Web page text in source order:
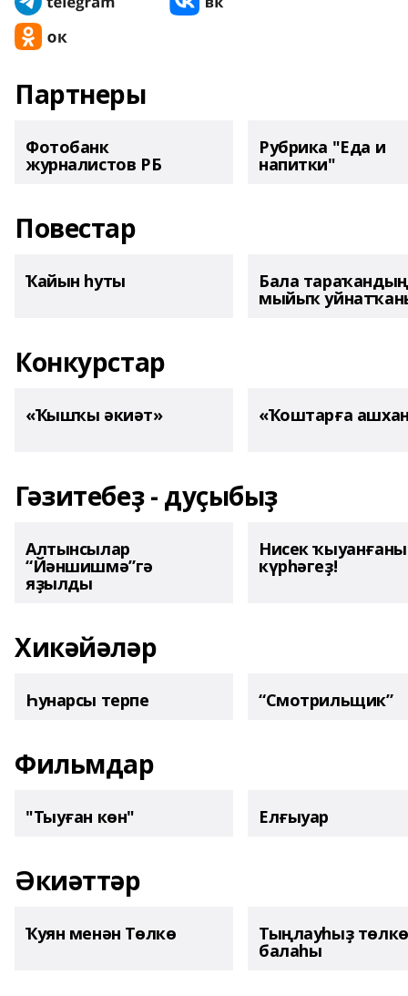
Партнеры
Фотобанк
журналистов РБ
Рубрика "Еда и
напитки"
Повестар
Ҡайын һуты Бала тараҡандың
мыйыҡ
Конкурстар
«Ҡышҡы әкиәт» «Ҡоштарға
Гәзитебеҙ - дуҫыбыҙ
Алтынсылар
“Йәншишмә”гә
яҙылды
Нисек
күрһәгеҙ!
Хикәйәләр
Һунарсы терпе “Смотрильщик”
Фильмдар
"Тыуған көн" Елғыуар
Әкиәттәр
Ҡуян менән Төлкө Тыңлауһыҙ төлкө
балаһы